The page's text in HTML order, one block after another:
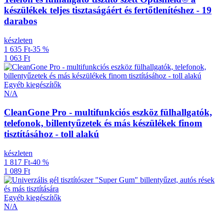
készülékek teljes tisztaságáért és fertőtlenítéshez - 19
darabos
készleten
1 635 Ft-35 %
1 063 Ft
Egyéb kiegészítők
N/A
CleanGone Pro - multifunkciós eszköz fülhallgatók,
telefonok, billentyűzetek és más készülékek finom
tisztításához - toll alakú
készleten
1 817 Ft-40 %
1 089 Ft
Egyéb kiegészítők
N/A